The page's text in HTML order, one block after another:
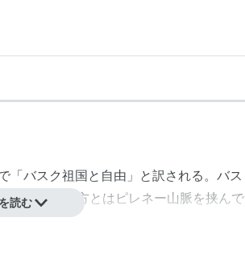
「バスク祖国と自由 」と訳される。 バス
。バスク地方とはピレネー山脈を挟んで
ペインにおいては北東部の
とは独立しており、系統不明とされて
読む